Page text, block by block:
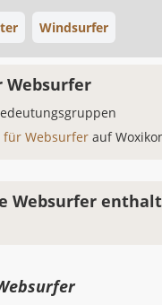
Windsurfer
Websurfer
für Websurferauf
Websurfer